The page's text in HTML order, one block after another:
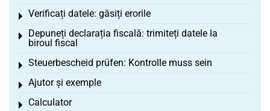
Verificați datele: găsiți erorile
Toggle menu
Depuneți declarația fiscală: trimiteți datele la
biroul fiscal
Toggle menu
Steuerbescheid prüfen: Kontrolle muss sein
Toggle menu
Ajutor și exemple
Toggle menu
Calculator
Toggle menu